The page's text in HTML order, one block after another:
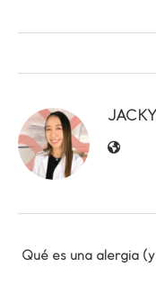
Qué es una alergia